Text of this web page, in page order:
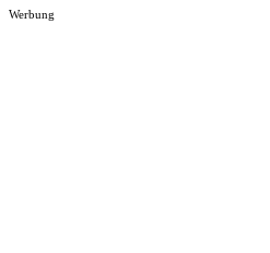
Werbung